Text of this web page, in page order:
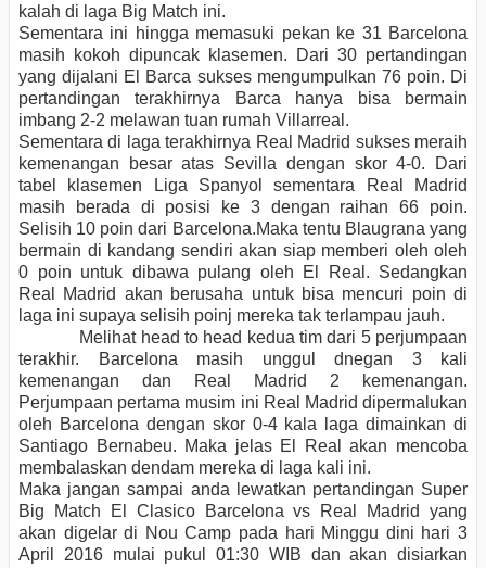
kalah di laga Big Match ini.
Sementara ini hingga memasuki pekan ke 31 Barcelona
masih kokoh dipuncak klasemen. Dari 30 pertandingan
yang dijalani El Barca sukses mengumpulkan 76 poin. Di
pertandingan terakhirnya Barca hanya bisa bermain
imbang 2-2 melawan tuan rumah Villarreal.
Sementara di laga terakhirnya Real Madrid sukses meraih
kemenangan besar atas Sevilla dengan skor 4-0. Dari
tabel klasemen Liga Spanyol sementara Real Madrid
masih berada di posisi ke 3 dengan raihan 66 poin.
Selisih 10 poin dari Barcelona.Maka tentu Blaugrana yang
bermain di kandang sendiri akan siap memberi oleh oleh
0 poin untuk dibawa pulang oleh El Real. Sedangkan
Real Madrid akan berusaha untuk bisa mencuri poin di
laga ini supaya selisih poinj mereka tak terlampau jauh.
Melihat head to head kedua tim dari 5 perjumpaan
terakhir. Barcelona masih unggul dnegan 3 kali
kemenangan dan Real Madrid 2 kemenangan.
Perjumpaan pertama musim ini Real Madrid dipermalukan
oleh Barcelona dengan skor 0-4 kala laga dimainkan di
Santiago Bernabeu. Maka jelas El Real akan mencoba
membalaskan dendam mereka di laga kali ini.
Maka jangan sampai anda lewatkan pertandingan Super
Big Match El Clasico Barcelona vs Real Madrid yang
akan digelar di Nou Camp pada hari Minggu dini hari 3
April 2016 mulai pukul 01:30 WIB dan akan disiarkan